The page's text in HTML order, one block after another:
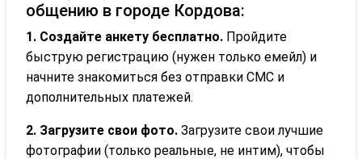
общению в городе Кордова:
1. Создайте анкету бесплатно. Пройдите
быструю регистрацию (нужен только емейл) и
начните знакомиться без отправки СМС и
дополнительных платежей.
2. Загрузите свои фото. Загрузите свои лучшие
фотографии (только реальные, не интим), чтобы